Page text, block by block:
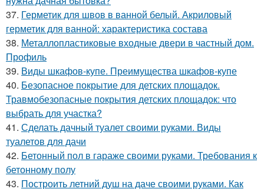
37. Герметик для швов в ванной белый. Акриловый
герметик для ванной: характеристика состава
38. Металлопластиковые входные двери в частный дом.
Профиль
39. Виды шкафов-купе. Преимущества шкафов-купе
40. Безопасное покрытие для детских площадок.
Травмобезопасные покрытия детских площадок: что
выбрать для участка?
41. Сделать дачный туалет своими руками. Виды
туалетов для дачи
42. Бетонный пол в гараже своими руками. Требования к
бетонному полу
43. Построить летний душ на даче своими руками. Как